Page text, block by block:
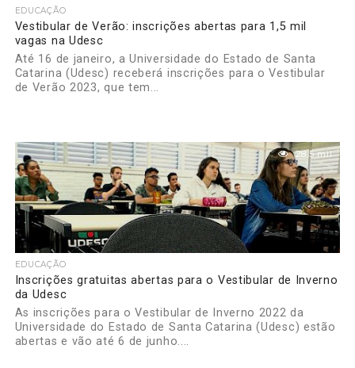
EDUCAÇÃO
Vestibular de Verão: inscrições abertas para 1,5 mil
vagas na Udesc
Até 16 de janeiro, a Universidade do Estado de Santa
Catarina (Udesc) receberá inscrições para o Vestibular
de Verão 2023, que tem...
28.5 mil
EDUCAÇÃO
Inscrições gratuitas abertas para o Vestibular de Inverno
da Udesc
As inscrições para o Vestibular de Inverno 2022 da
Universidade do Estado de Santa Catarina (Udesc) estão
abertas e vão até 6 de junho....